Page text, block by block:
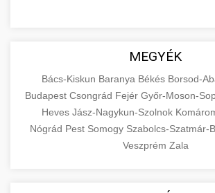
MEGYÉK
Bács-Kiskun Baranya Békés Borsod-
Budapest Csongrád Fejér Győr-Moson-
Heves Jász-Nagykun-Szolnok
Nógrád Pest Somogy Szabolcs-Szatmár-
Veszprém Zala